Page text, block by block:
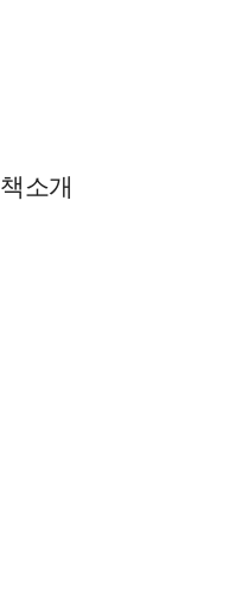
책소개